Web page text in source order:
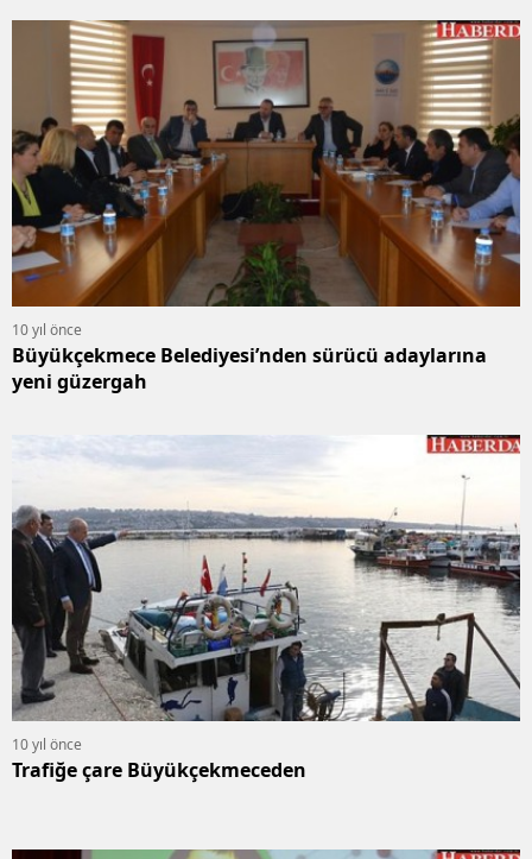
10 yıl önce
Büyükçekmece Belediyesi’nden sürücü adaylarına
yeni güzergah
10 yıl önce
Trafiğe çare Büyükçekmeceden